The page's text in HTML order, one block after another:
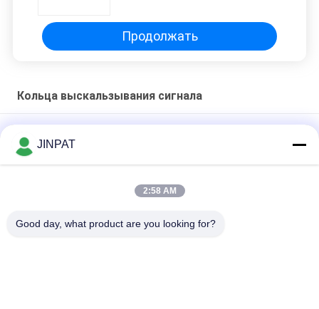
Продолжать
Кольца выскальзывания сигнала
24VAC 300 вращений в минуту
Высококачественные кольца для спуска сигнала HDMI
JINPAT
2:58 AM
Good day, what product are you looking for?